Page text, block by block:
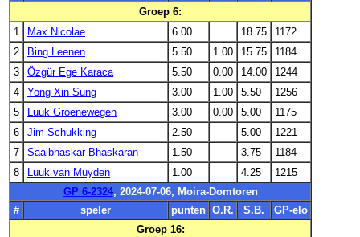
Groep 6:
1
Max Nicolae 6.00 18.75
1172
2
Bing Leenen 5.50 1.00 15.75
1184
3
Özgür Ege Karaca 5.50 0.00 14.00
1244
4
Yong Xin Sung 3.00 1.00 5.50
1256
5
Luuk Groenewegen 3.00 0.00 5.00
1175
6
Jim Schukking 2.50 5.00
1221
7
Saaibhaskar Bhaskaran 1.50 3.75
1184
8
Luuk van Muyden 1.00 4.25
1215
GP 6-2324, 2024-07-06, Moira-Domtoren
#
speler punten O.R. S.B.
GP-elo
Groep 16: